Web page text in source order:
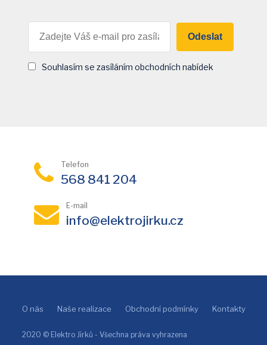
Odeslat
Souhlasím se zasíláním obchodních nabídek
Telefon
568 841 204
E-mail
info@elektrojirku.cz
O nás Naše realizace Obchodní podmínky Kontakty
2020 © Elektro Jirků - Všechna práva vyhrazena